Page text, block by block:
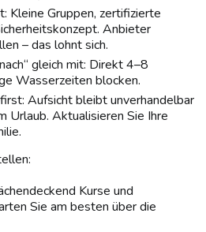
Kleine Gruppen, zertifizierte
Anbieter
– das lohnt sich.
gleich mit: Direkt 4–8
Wasserzeiten blocken.
Aufsicht bleibt unverhandelbar
Urlaub. Aktualisieren Sie Ihre
Kurse und
Sie am besten über die